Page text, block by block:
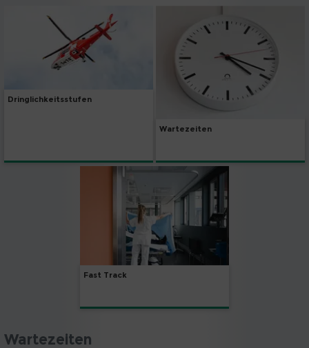
Dringlichkeitsstufen
Wartezeiten
Fast Track
Wartezeiten